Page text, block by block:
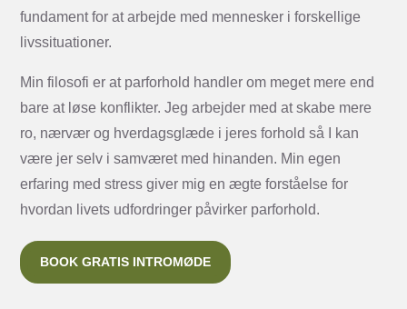
fundament for at arbejde med mennesker i forskellige
livssituationer.
Min filosofi er at parforhold handler om meget mere end
bare at løse konflikter. Jeg arbejder med at skabe mere
ro, nærvær og hverdagsglæde i jeres forhold så I kan
være jer selv i samværet med hinanden. Min egen
erfaring med stress giver mig en ægte forståelse for
hvordan livets udfordringer påvirker parforhold.
BOOK GRATIS INTROMØDE